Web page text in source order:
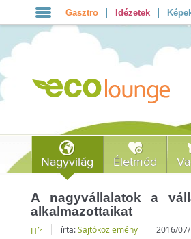
Gasztro Idézetek
Nagyvilág Életmód
A nagyvállalatok a
alkalmazottaikat
Hír írta:Sajtóközlemény 2016/